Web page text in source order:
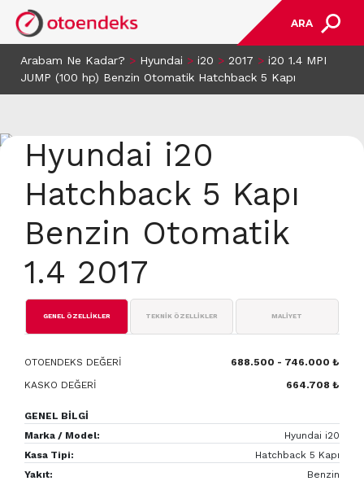
ARA
Arabam Ne Kadar? > Hyundai > i20 > 2017 > i20 1.4 MPI
JUMP (100 hp) Benzin Otomatik Hatchback 5 Kapı
Hyundai i20
Hatchback 5 Kapı
Benzin Otomatik
1.4 2017
GENEL ÖZELLİKLER TEKNİK ÖZELLİKLER MALİYET
OTOENDEKS DEĞERİ
688.500 - 746.000 ₺
KASKO DEĞERİ
664.708 ₺
GENEL BİLGİ
Marka / Model:
Hyundai i20
Kasa Tipi:
Hatchback 5 Kapı
Yakıt:
Benzin